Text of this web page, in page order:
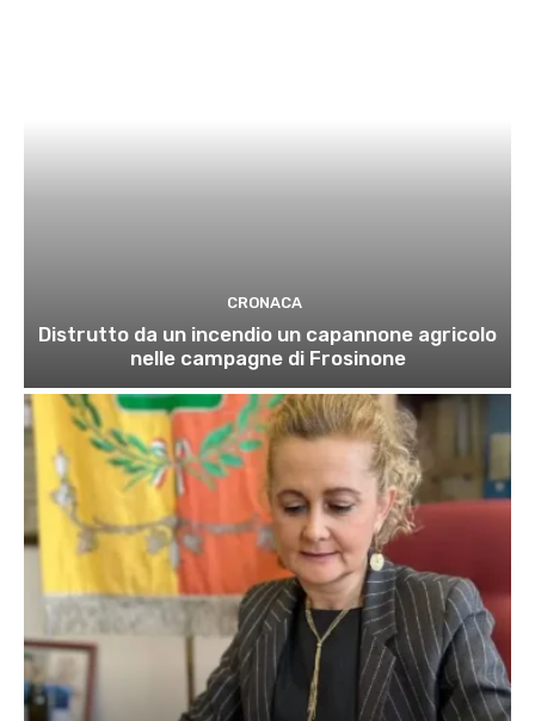
CRONACA
Distrutto da un incendio un capannone agricolo
nelle campagne di Frosinone